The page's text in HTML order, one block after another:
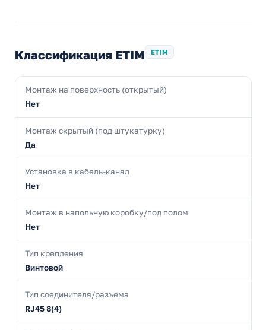
Классификация ETIM ETIM
Монтаж на поверхность (открытый)
Нет
Монтаж скрытый (под штукатурку)
Да
Установка в кабель-канал
Нет
Монтаж в напольную коробку/под полом
Нет
Тип крепления
Винтовой
Тип соединителя/разъема
RJ45 8(4)